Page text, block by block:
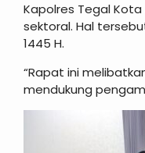
Kapolres Tegal
sektoral. Hal
1445 H.
“Rapat ini
mendukung